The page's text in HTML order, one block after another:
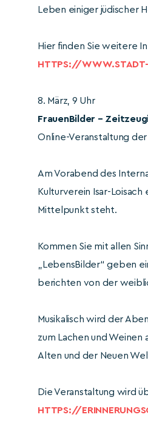
Leben einiger jüdischer
Hier finden Sie weitere
HTTPS://
8. März, 9 Uhr
FrauenBilder –
Online-Veranstaltung der
Am Vorabend des
Kulturverein Isar-
Mittelpunkt steht.
Kommen Sie mit allen
„LebensBilder“ geben
berichten von der
Musikalisch wird der
zum Lachen und
Alten und der Neuen
Die Veranstaltung wird
HTTPS://